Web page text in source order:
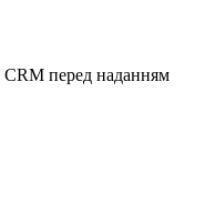
перед наданням